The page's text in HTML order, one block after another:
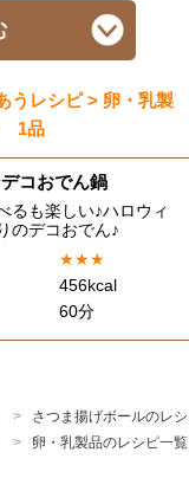
うレシピ > 卵・乳製
1品
コおでん鍋
るも楽しい♪ハロウィ
のデコおでん♪
★★★
456kcal
60分
さつま揚げボールのレ
卵・乳製品のレシピ一覧